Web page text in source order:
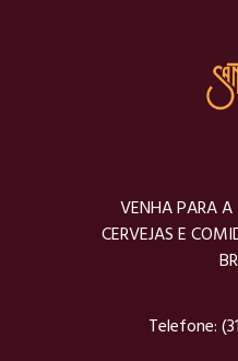
VENHA PARA A
CERVEJAS E
Telefone: